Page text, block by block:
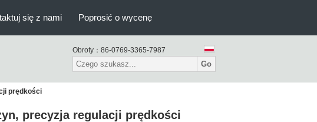
się z nami Poprosić o wycenę
Obroty： 86-0769-3365-7987
Go
prędkości
precyzja regulacji prędkości